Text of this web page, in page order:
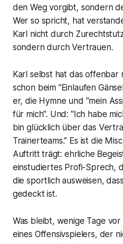
den Weg vorgibt, sondern
Wer so spricht, hat
Karl nicht durch
sondern durch Vertrauen.
Karl selbst hat das offenbar
schon beim "Einlaufen
er, die Hymne und "mein
für mich". Und: "Ich habe
bin glücklich über das
Trainerteams." Es ist die
Auftritt trägt: ehrliche
einstudiertes Profi-Sprech,
die sportlich ausweisen,
gedeckt ist.
Was bleibt, wenige Tage
eines Offensivspielers, der